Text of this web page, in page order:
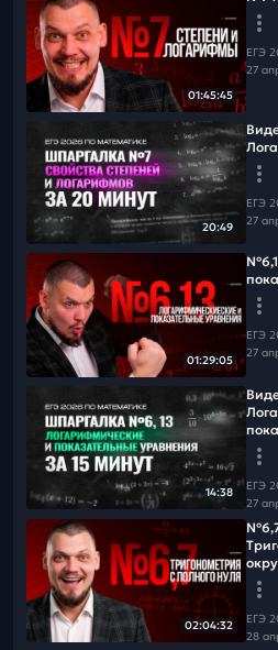
📲Канал в MAX
⚠️Чтобы не пропустить вебинары и
по русскому языку,подпишись на
01:45:45
27
20:49
27
01:29:05
27
14:38
27
02:04:32
28